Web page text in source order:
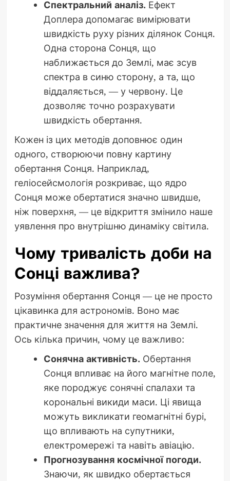
Спектральний аналіз. Ефект
Доплера допомагає вимірювати
швидкість руху різних ділянок Сонця.
Одна сторона Сонця, що
наближається до Землі, має зсув
спектра в синю сторону, а та, що
віддаляється, — у червону. Це
дозволяє точно розрахувати
швидкість обертання.
Кожен із цих методів доповнює один
одного, створюючи повну картину
обертання Сонця. Наприклад,
геліосейсмологія розкриває, що ядро
Сонця може обертатися значно швидше,
ніж поверхня, — це відкриття змінило наше
уявлення про внутрішню динаміку світила.
Чому тривалість доби на
Сонці важлива?
Розуміння обертання Сонця — це не просто
цікавинка для астрономів. Воно має
практичне значення для життя на Землі.
Ось кілька причин, чому це важливо:
Сонячна активність. Обертання
Сонця впливає на його магнітне поле,
яке породжує сонячні спалахи та
корональні викиди маси. Ці явища
можуть викликати геомагнітні бурі,
що впливають на супутники,
електромережі та навіть авіацію.
Прогнозування космічної погоди.
Знаючи, як швидко обертається